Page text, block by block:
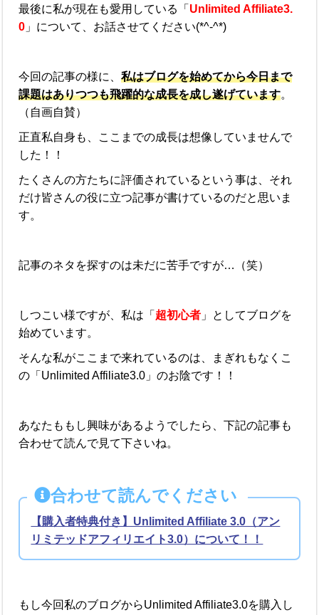
最後に私が現在も愛用している「 Unlimited Affiliate3.
0 」について、お話させてください(*^-^*)
今回の記事の様に、私はブログを始めてから今日まで
課題はありつつも飛躍的な成長を成し遂げています。
（自画自賛）
正直私自身も、ここまでの成長は想像していませんで
した！！
たくさんの方たちに評価されているという事は、それ
だけ皆さんの役に立つ記事が書けているのだと思いま
す。
記事のネタを探すのは未だに苦手ですが…（笑）
しつこい様ですが、私は「 超初心者 」としてブログを
始めています。
そんな私がここまで来れているのは、まぎれもなくこ
の「Unlimited Affiliate3.0」のお陰です！！
あなたももし興味があるようでしたら、下記の記事も
合わせて読んで見て下さいね。
合わせて読んでください
【購入者特典付き】Unlimited Affiliate 3.0（アン
リミテッドアフィリエイト3.0）について！！
もし今回私のブログからUnlimited Affiliate3.0を購入し